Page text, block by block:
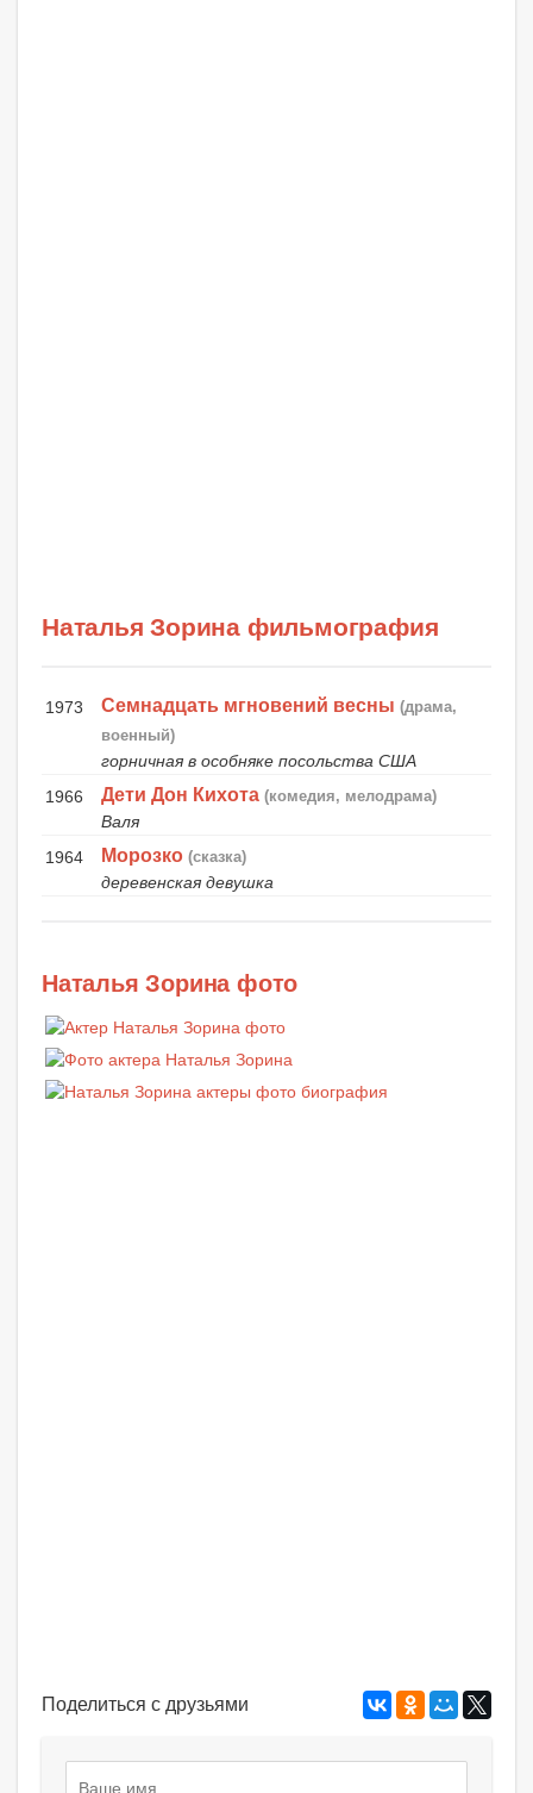
Наталья Зорина фильмография
1973 Семнадцать мгновений весны (драма,
военный)
горничная в особняке посольства США
1966
Дети Дон Кихота (комедия, мелодрама)
Валя
1964
Морозко (сказка)
деревенская девушка
Наталья Зорина фото
Поделиться с друзьями